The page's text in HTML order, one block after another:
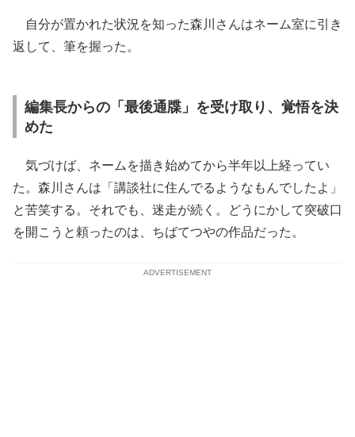
自分が置かれた状況を知った森川さんはネーム室に引き
返して、筆を握った。
編集長からの「最後通牒」を受け取り、覚悟を決
めた
気づけば、ネームを描き始めてから半年以上経ってい
た。森川さんは「講談社に住んでるようなもんでしたよ」
と苦笑する。それでも、迷走が続く。どうにかして突破口
を開こうと頼ったのは、ちばてつやの作品だった。
ADVERTISEMENT